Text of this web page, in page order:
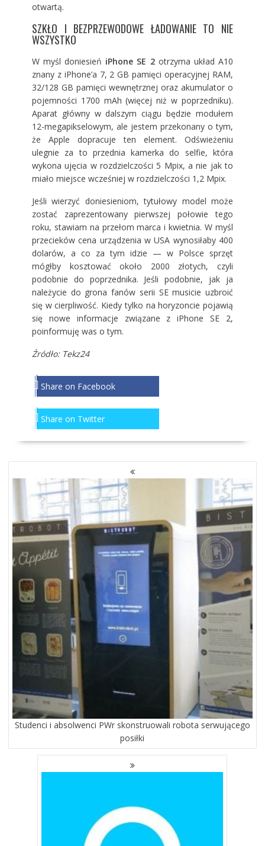
otwartą.
SZKŁO I BEZPRZEWODOWE ŁADOWANIE TO NIE
WSZYSTKO
W myśl doniesień iPhone SE 2otrzyma układ A10
znany z iPhone’a 7, 2 GB pamięci operacyjnej RAM,
32/128 GB pamięci wewnętrznej oraz akumulator o
pojemności 1700 mAh (więcej niż w poprzedniku).
Aparat główny w dalszym ciągu będzie modułem
12-megapikselowym, ale jestem przekonany o tym,
że Apple dopracuje ten element. Odświeżeniu
ulegnie za to przednia kamerka do selfie, która
wykona ujęcia w rozdzielczości 5 Mpix, a nie jak to
miało miejsce wcześniej w rozdzielczości 1,2 Mpix.
Jeśli wierzyć doniesieniom, tytułowy model może
zostać zaprezentowany pierwszej połowie tego
roku, stawiam na przełom marca i kwietnia. W myśl
przecieków cena urządzenia w USA wynosiłaby 400
dolarów, a co za tym idzie — w Polsce sprzęt
mógłby kosztować około 2000 złotych, czyli
podobnie do poprzednika. Jeśli podobnie, jak ja
należycie do grona fanów serii SE musicie uzbroić
się w cierpliwość. Kiedy tylko na horyzoncie pojawią
się nowe informacje związane z iPhone SE 2,
poinformuję was o tym.
Źródło: Tekz24
Share on Facebook
Share on Twitter
NAWIGACJA
PO
WPISACH
Studenci i absolwenci PWr skonstruowali robota serwującego
posiłki